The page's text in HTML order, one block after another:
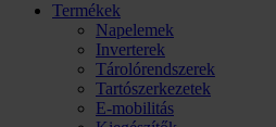
Termékek
Napelemek
Inverterek
Tárolórendszerek
Tartószerkezetek
E-mobilitás